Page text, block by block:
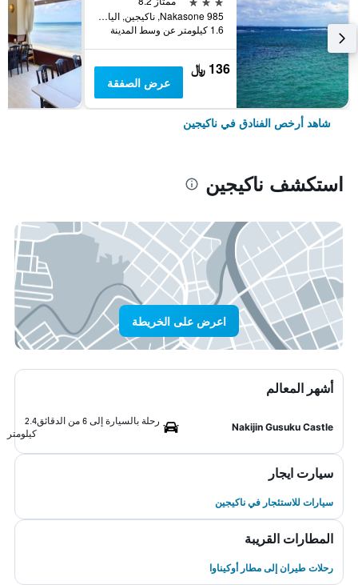
Nakasone 985, ناكيجين, اليابان
1.6 كيلومتر عن وسط المدينة
136 ﷼
عرض الصفقة
شاهد أرخص الفنادق في ناكيجين
استكشف ناكيجين
اعرض على الخريطة
أشهر المعالم
Nakijin Gusuku Castle
رحلة بالسيارة إلى 6 من الدقائق
2.4
كيلومتر
سيارت ايجار
سيارات للاستئجار في ناكيجين
المطارات القريبة
رحلات طيران إلى مطار أوكيناوا